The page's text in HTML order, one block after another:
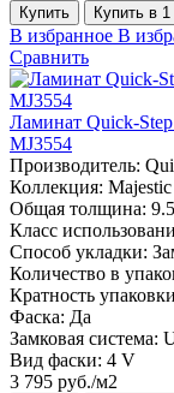
Купить Купить в 1
В избранное В
Сравнить
Ламинат Quick-
MJ3554
Производитель:
Коллекция: Majestic
Общая толщина: 9.5
Класс
Способ укладки:
Количество в
Кратность
Фаска: Да
Замковая система:
Вид фаски: 4 V
3 795 руб./м2